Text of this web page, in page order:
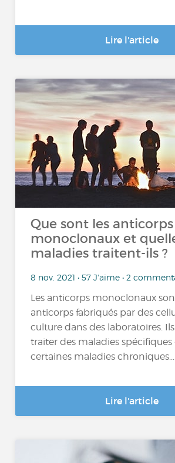
Lire l'article
Que sont les anticorps
monoclonaux et
maladies traitent-ils ?
8 nov. 2021 • 57 J'aime • 2
Les anticorps monoclonaux
anticorps fabriqués par des
culture dans des laboratoires.
traiter des maladies
certaines maladies chroniques...
Lire l'article